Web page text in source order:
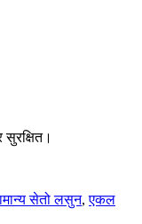
सेतो लसुन,एकल